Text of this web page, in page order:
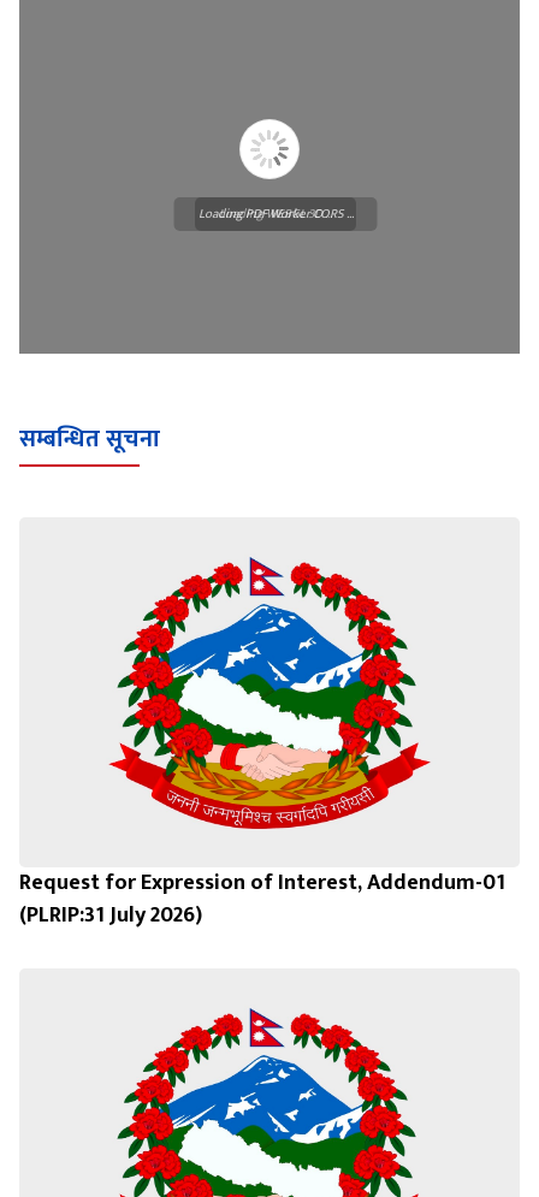
Loading WEBGL 3D ...
Loading PDF Worker CORS ...
सम्बन्धित सूचना
Request for Expression of Interest, Addendum-01
(PLRIP:31 July 2026)